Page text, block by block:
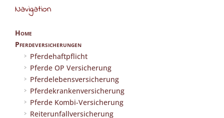
Navigation
Home
Pferdeversicherungen
Pferdehaftpflicht
Pferde OP Versicherung
Pferdelebensversicherung
Pferdekrankenversicherung
Pferde Kombi-Versicherung
Reiterunfallversicherung